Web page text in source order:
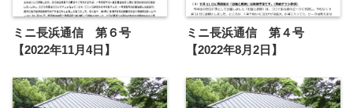
ミニ長浜通信 第６号
【2022年11月4日】
ミニ長浜通信 第４号
【2022年8月2日】